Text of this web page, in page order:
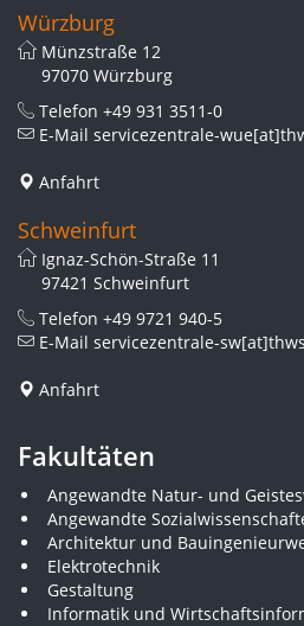
Würzburg
Münzstraße 12
97070 Würzburg
Telefon +49 931 3511-0
E-Mail servicezentrale-
Anfahrt
Schweinfurt
Ignaz-Schön-Straße 11
97421 Schweinfurt
Telefon +49 9721 940-5
E-Mail servicezentrale-
Anfahrt
Fakultäten
Angewandte Natur- und
Angewandte
Architektur und
Elektrotechnik
Gestaltung
Informatik und